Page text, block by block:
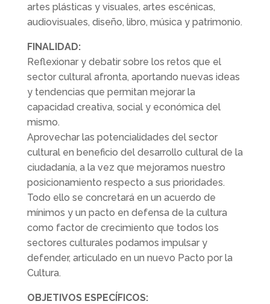
artes plásticas y visuales, artes escénicas,
audiovisuales, diseño, libro, música y patrimonio.
FINALIDAD:
Reflexionar y debatir sobre los retos que el
sector cultural afronta, aportando nuevas ideas
y tendencias que permitan mejorar la
capacidad creativa, social y económica del
mismo.
Aprovechar las potencialidades del sector
cultural en beneficio del desarrollo cultural de la
ciudadanía, a la vez que mejoramos nuestro
posicionamiento respecto a sus prioridades.
Todo ello se concretará en un acuerdo de
mínimos y un pacto en defensa de la cultura
como factor de crecimiento que todos los
sectores culturales podamos impulsar y
defender, articulado en un nuevo Pacto por la
Cultura.
OBJETIVOS ESPECÍFICOS: